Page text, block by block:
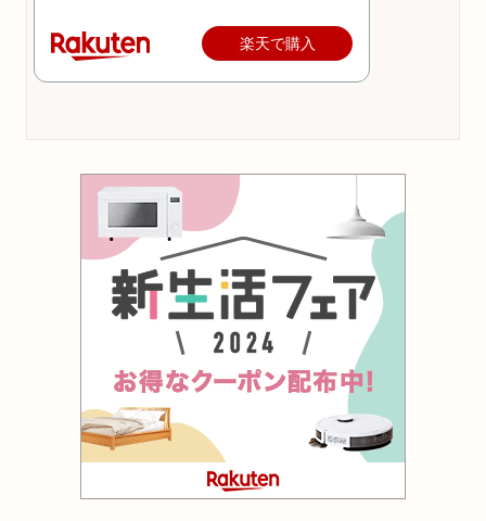
楽天で購入